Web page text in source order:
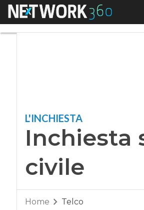
Menu
L'INCHIESTA
Inchiesta
civile
Home Telco